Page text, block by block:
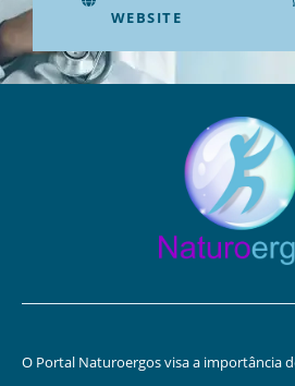
WEBSITE
O Portal Naturoergos visa a importância